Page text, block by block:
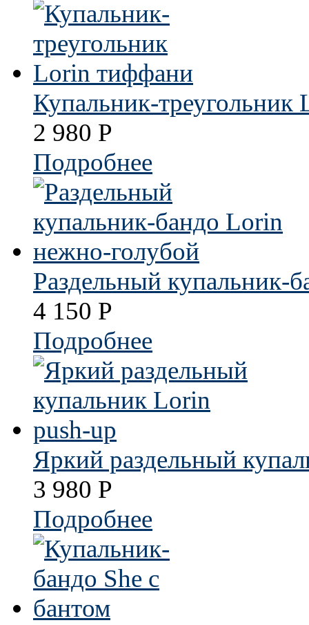
Купальник-
2 980 Р
Подробнее
Раздельный купальник-
4 150 Р
Подробнее
Яркий раздельный
3 980 Р
Подробнее